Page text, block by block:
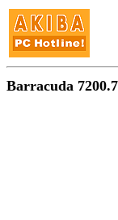
Barracuda